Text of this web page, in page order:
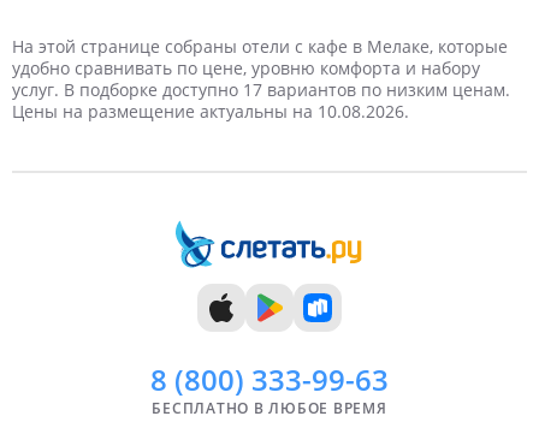
3 туриста 4 туриста
3 дня 4 дня
5 дней 6 дней
7 дней 8 дней
10 дней
12 дней
Март Апрель
Май Июнь
Июль Август
Октябрь
Декабрь
Недорогие Дорогие
Самые дорогие
Отели 5 звезд
Кафе Ресторан
Завтрак
Баня Массаж
VIP
Детский бассейн Детская площадка
Крытый бассейн
Частный
Снорклинг
С сейфом Кондиционер
TV
Теннисный корт
На этой странице собраны отели с кафе в Мелаке, которые
удобно сравнивать по цене, уровню комфорта и набору
услуг. В подборке доступно 17 вариантов по низким ценам.
Цены на размещение актуальны на 10.08.2026.
8 (800) 333-99-63
БЕСПЛАТНО В ЛЮБОЕ ВРЕМЯ